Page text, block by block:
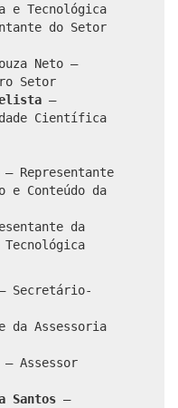
e Tecnológica
do Setor
Neto –
Setor
–
Científica
– Representante
e Conteúdo da
da
Secretário-
da Assessoria
– Assessor
Santos –